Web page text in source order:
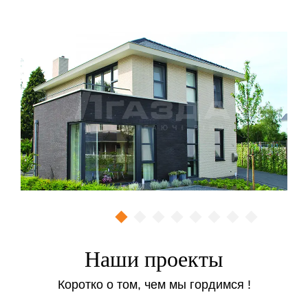
Остекление — главный этап обустройства
балконного пространства
Услуга «балкон под ключ» в Киеве (Одессе и
Чернигове) может предполагать различные виды
работ и услуг. При этом основным этапом
выступает, конечно же, остекление. Фактически от
выбора профиля, стеклопакета и других
комплектующих зависит спектр последующих работ
и общие их результаты.
Так, к примеру, если устанавливается оконный блок
имеющееся пространство в теплое и жилое будет
проблематично даже выполняя различные виды
Наши проекты
Коротко о том, чем мы гордимся !